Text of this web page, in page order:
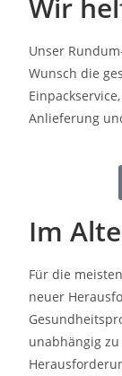
Wir
Unser
Wunsch die
Anlieferung
Im
Für die
neuer
unabhängig